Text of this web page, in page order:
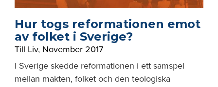
Hur togs reformationen emot
av folket i Sverige?
Till Liv, November 2017
I Sverige skedde reformationen i ett samspel
mellan makten, folket och den teologiska